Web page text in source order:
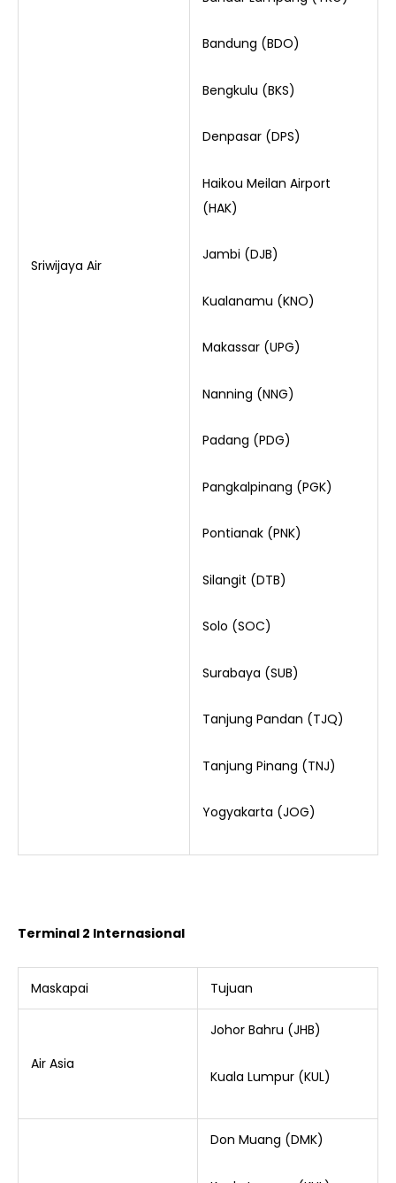
Sriwijaya Air
Bandung (BDO)
Bengkulu (BKS)
Denpasar (DPS)
Haikou Meilan Airport
(HAK)
Jambi (DJB)
Kualanamu (KNO)
Makassar (UPG)
Nanning (NNG)
Padang (PDG)
Pangkalpinang (PGK)
Pontianak (PNK)
Silangit (DTB)
Solo (SOC)
Surabaya (SUB)
Tanjung Pandan (TJQ)
Tanjung Pinang (TNJ)
Yogyakarta (JOG)
Terminal 2 Internasional
Maskapai Tujuan
Air Asia
Johor Bahru (JHB)
Kuala Lumpur (KUL)
Don Muang (DMK)